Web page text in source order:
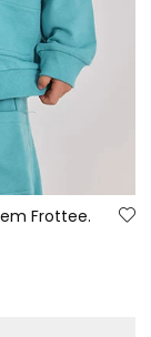
Frottee.